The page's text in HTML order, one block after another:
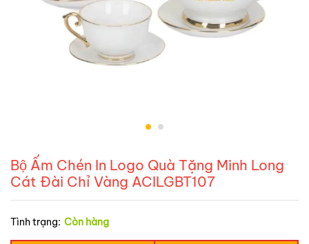
Bộ Ấm Chén In Logo Quà Tặng Minh Long
Cát Đài Chỉ Vàng ACILGBT107
Tình trạng: Còn hàng